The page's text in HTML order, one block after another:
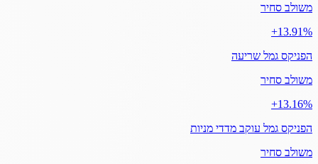
משולב סחיר
‎+13.91%
הפניקס גמל שריעה
משולב סחיר
‎+13.16%
הפניקס גמל עוקב מדדי מניות
משולב סחיר